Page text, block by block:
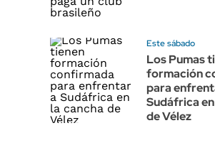
Este sábado
Los Pumas
formación
para
Sudáfrica
de Vélez